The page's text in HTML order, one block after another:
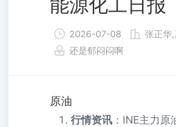
能源化工日报
2026-07-08 张正华
还是郁闷闷啊
原油
行情资讯 ：INE主力